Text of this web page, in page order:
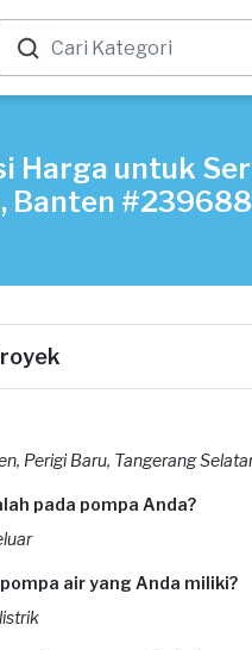
Harga untuk
Banten
Perigi Baru, Tangerang
pada pompa Anda?
air yang Anda miliki?